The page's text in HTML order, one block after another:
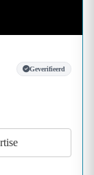
Geverifieerd